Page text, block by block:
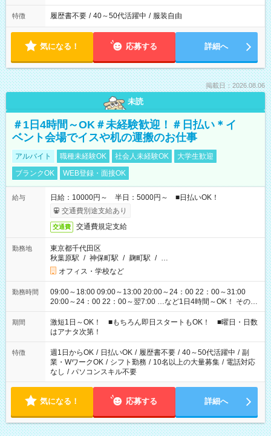
特徴 履歴書不要 / 40～50代活躍中 / 服装自由
気になる！ 応募する 詳細へ
掲載日：2026.08.06
未読
＃1日4時間～OK＃未経験歓迎！＃日払い＊イ
ベント会場でイスや机の運搬のお仕事
アルバイト 職種未経験OK 社会人未経験OK
大学生歓迎
ブランクOK
WEB登録・面接OK
給与
日給：10000円～ 半日：5000円～ ■日払いOK！
交通費別途支給あり
交通費 交通費規定支給
勤務地
東京都千代田区
秋葉原駅 / 神保町駅 / 麹町駅 / …
オフィス・学校など
勤務時間
09:00～18:00 09:00～13:00 20:00～24：00 22：00～31:00
20:00～24：00 22：00～翌7:00 …など1日4時間～OK！ その他
シフトもございます！ お気軽にご相談ください！
期間
激短1日～OK！ ■もちろん即日スタートもOK！ ■曜日・日数
はアナタ次第！
特徴 週1日からOK / 日払いOK / 履歴書不要 / 40～50代活躍中 / 副
業・WワークOK / シフト勤務 / 10名以上の大量募集 / 電話対応
なし / パソコンスキル不要
気になる！ 応募する 詳細へ